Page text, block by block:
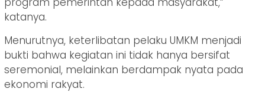
katanya.
Menurutnya, keterlibatan pelaku UMKM menjadi
bukti bahwa kegiatan ini tidak hanya bersifat
seremonial, melainkan berdampak nyata pada
ekonomi rakyat.